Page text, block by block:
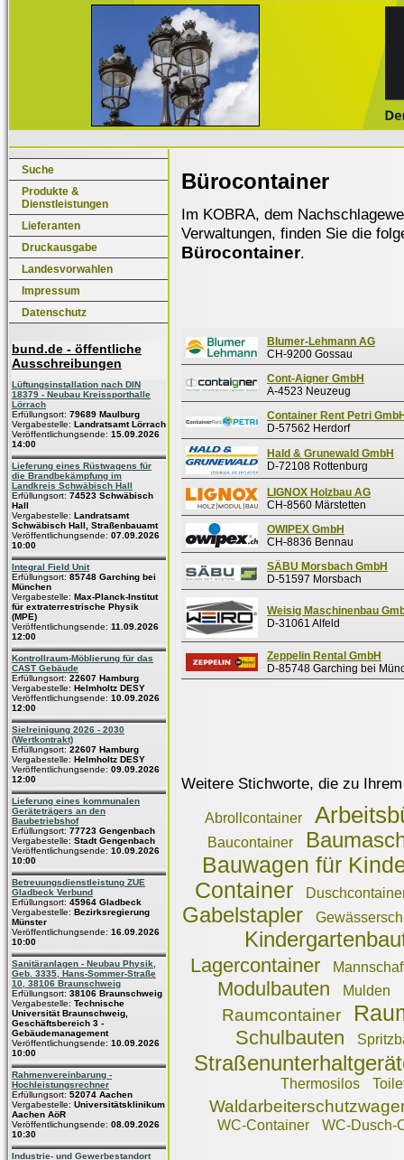
Suche
Produkte &
Dienstleistungen
Lieferanten
Druckausgabe
Landesvorwahlen
Impressum
Datenschutz
bund.de - öffentliche
Ausschreibungen
Lüftungsinstallation nach DIN
18379 - Neubau Kreissporthalle
Lörrach
Erfüllungsort: 79689 Maulburg
Vergabestelle: Landratsamt Lörrach
Veröffentlichungsende: 15.09.2026
14:00
Lieferung eines Rüstwagens für
die Brandbekämpfung im
Landkreis Schwäbisch Hall
Erfüllungsort: 74523 Schwäbisch
Hall
Vergabestelle: Landratsamt
Schwäbisch Hall, Straßenbauamt
Veröffentlichungsende: 07.09.2026
10:00
Integral Field Unit
Erfüllungsort: 85748 Garching bei
München
Vergabestelle: Max-Planck-Institut
für extraterrestrische Physik
(MPE)
Veröffentlichungsende: 11.09.2026
12:00
Kontrollraum-Möblierung für das
CAST Gebäude
Erfüllungsort: 22607 Hamburg
Vergabestelle: Helmholtz DESY
Veröffentlichungsende: 10.09.2026
12:00
Sielreinigung 2026 - 2030
(Wertkontrakt)
Erfüllungsort: 22607 Hamburg
Vergabestelle: Helmholtz DESY
Veröffentlichungsende: 09.09.2026
12:00
Lieferung eines kommunalen
Geräteträgers an den
Baubetriebshof
Erfüllungsort: 77723 Gengenbach
Vergabestelle: Stadt Gengenbach
Veröffentlichungsende: 10.09.2026
10:00
Betreuungsdienstleistung ZUE
Gladbeck Verbund
Erfüllungsort: 45964 Gladbeck
Vergabestelle: Bezirksregierung
Münster
Veröffentlichungsende: 16.09.2026
10:00
Sanitäranlagen - Neubau Physik,
Geb. 3335, Hans-Sommer-Straße
10, 38106 Braunschweig
Erfüllungsort: 38106 Braunschweig
Vergabestelle: Technische
Universität Braunschweig,
Geschäftsbereich 3 -
Gebäudemanagement
Veröffentlichungsende: 10.09.2026
10:00
Rahmenvereinbarung -
Hochleistungsrechner
Erfüllungsort: 52074 Aachen
Vergabestelle: Universitätsklinikum
Aachen AöR
Veröffentlichungsende: 08.09.2026
10:30
Industrie- und Gewerbestandort
Bürocontainer
Im KOBRA, dem
Verwaltungen, finden Sie die
Bürocontainer.
Blumer-Lehmann AG
CH-9200 Gossau
Cont-Aigner GmbH
A-4523 Neuzeug
Container Rent Petri
D-57562 Herdorf
Hald & Grunewald GmbH
D-72108 Rottenburg
LIGNOX Holzbau AG
CH-8560 Märstetten
OWIPEX GmbH
CH-8836 Bennau
SÄBU Morsbach GmbH
D-51597 Morsbach
Weisig Maschinenbau
D-31061 Alfeld
Zeppelin Rental GmbH
D-85748 Garching bei
Weitere Stichworte, die zu
Abrollcontainer
Baucontainer
Bauwagen für
Container
Gabelstapler
Lagercontainer
Modulbauten Mulden
Raumcontainer
Schulbauten
Thermosilos
WC-Container WC-Dusch-